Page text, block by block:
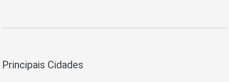
Principais Cidades